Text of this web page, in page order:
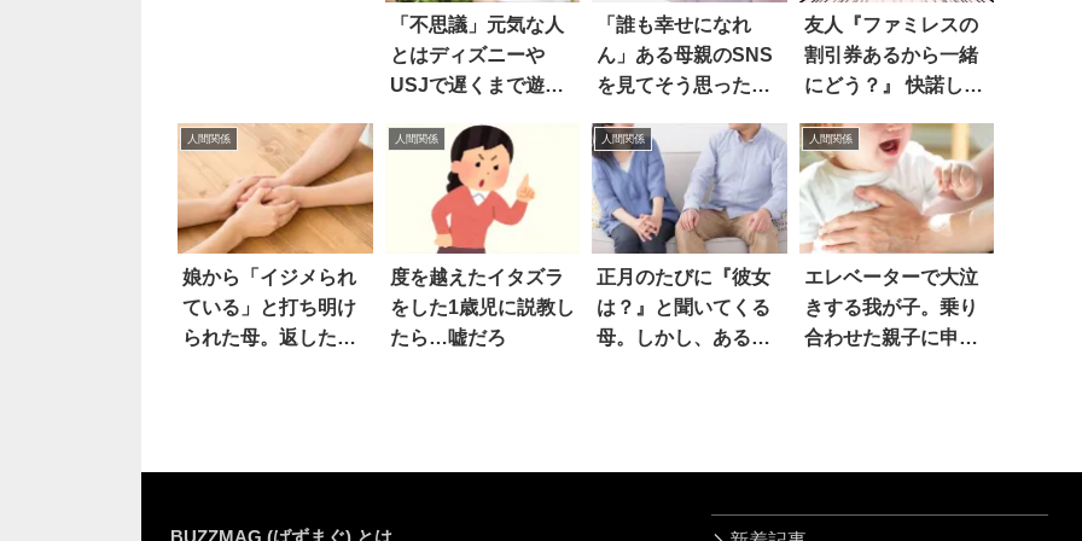
「不思議」元気な人
とはディズニーや
USJで遅くまで遊べ
「誰も幸せになれ
ん」ある母親のSNS
を見てそう思ったワ
友人『ファミレスの
割引券あるから一緒
にどう？』 快諾した
した話
人間関係
娘から「イジメられ
ている」と打ち明け
られた母。返した言
人間関係
度を越えたイタズラ
をした1歳児に説教し
たら…嘘だろ
人間関係
正月のたびに『彼女
は？』と聞いてくる
母。しかし、ある告
人間関係
エレベーターで大泣
きする我が子。乗り
合わせた親子に申し